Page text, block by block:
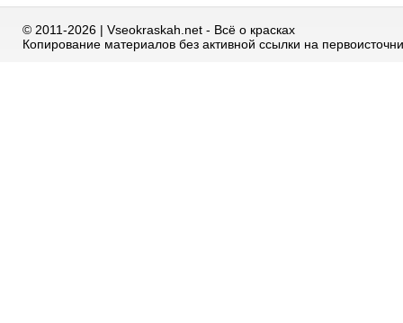
© 2011-2026 | Vseokraskah.net - Всё о красках
Копирование материалов без активной ссылки на